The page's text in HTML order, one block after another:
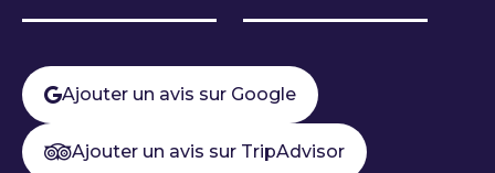
Ajouter un avis sur Google
Ajouter un avis sur TripAdvisor